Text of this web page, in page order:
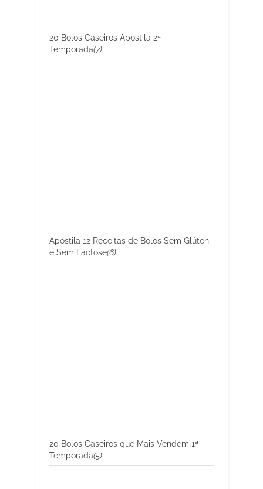
20 Bolos Caseiros Apostila 2ª
Temporada(7)
Apostila 12 Receitas de Bolos Sem Glúten
e Sem Lactose(6)
20 Bolos Caseiros que Mais Vendem 1ª
Temporada(5)